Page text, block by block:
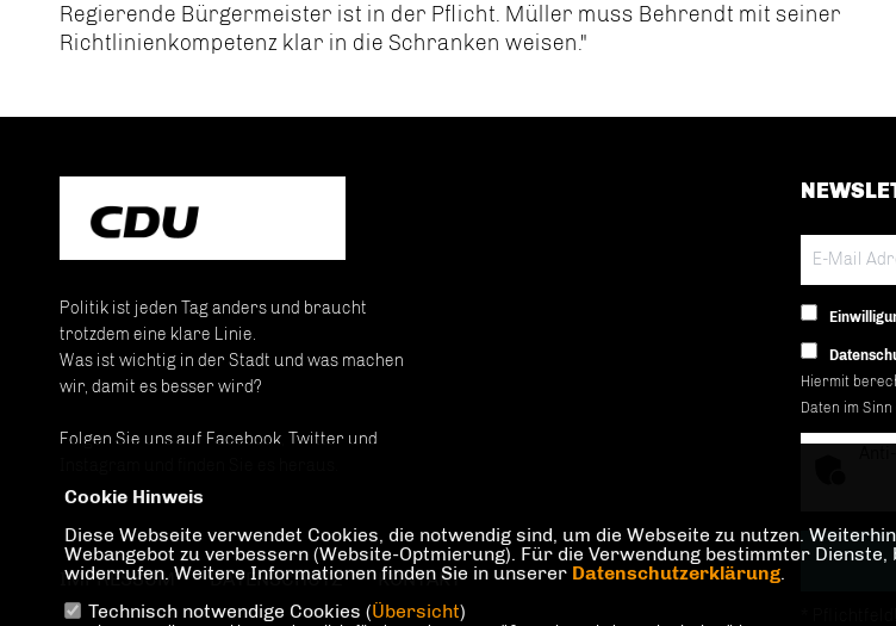
Regierende Bürgermeister ist in der Pflicht. Müller muss Behrendt mit seiner
Richtlinienkompetenz klar in die Schranken weisen."
Politik ist jeden Tag anders und braucht
trotzdem eine klare Linie.
Was ist wichtig in der Stadt und was machen
wir, damit es besser wird?
Folgen Sie uns auf Facebook, Twitter und
IMPRESSUM DATENSCHUTZ KONTAKT
Hiermit
Daten im
Cookie Hinweis
Diese Webseite verwendet Cookies, die notwendig sind, um die Webseite zu nutzen.
Webangebot zu verbessern (Website-Optmierung). Für die Verwendung bestimmter
widerrufen. Weitere Informationen finden Sie in unserer Datenschutzerklärung.
Technisch notwendige Cookies (Übersicht)